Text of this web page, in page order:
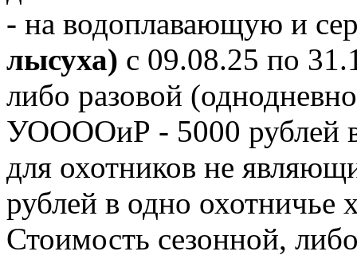
- на водоплавающую и
лысуха) с 09.08.25 по
либо разовой
УООООиР - 5000 рублей в
для охотников не
рублей в одно охотничье
Стоимость сезонной,